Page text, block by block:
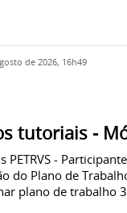
de 2026, 16h49
tutoriais -
PETRVS -
do Plano de
plano de trabalho